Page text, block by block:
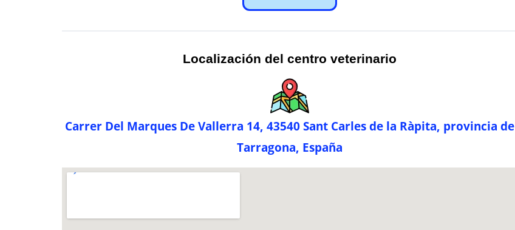
Localización del centro veterinario
Carrer Del Marques De Vallerra 14, 43540 Sant Carles de la Ràpita, provincia de
Tarragona, España